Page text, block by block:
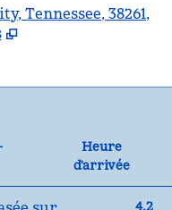
Tennessee, 38261,
nous
Heure
d'arrivée
4,2